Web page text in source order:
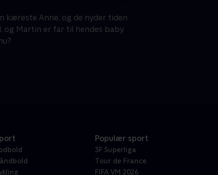
kæreste Anne, og de nyder tiden
og Martin er far til hendes baby.
Populær sport
3F Superliga
Tour de France
FIFA VM 2026